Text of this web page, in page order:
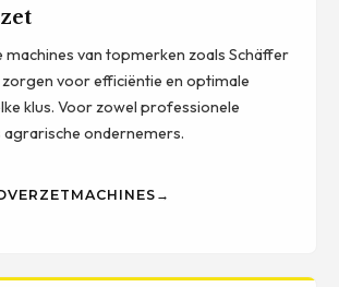
van topmerken zoals Schäffer
zorgen voor efficiëntie en optimale
klus. Voor zowel professionele
agrarische ondernemers.
→